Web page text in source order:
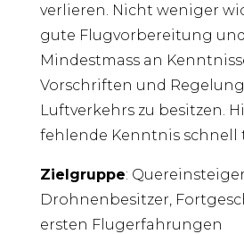
verlieren. Nicht weniger
gute Flugvorbereitung
Mindestmass an
Vorschriften und
Luftverkehrs zu besitzen.
fehlende Kenntnis schnell
Zielgruppe:
Drohnenbesitzer,
ersten Flugerfahrungen